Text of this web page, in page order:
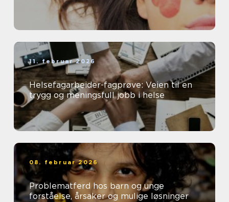
11. februar 2026
Helsefagarbeider-fagprøve: Veien til en
trygg og meningsfull jobb i helse
08. februar 2026
Problematferd hos barn og unge
forståelse, årsaker og mulige løsninger